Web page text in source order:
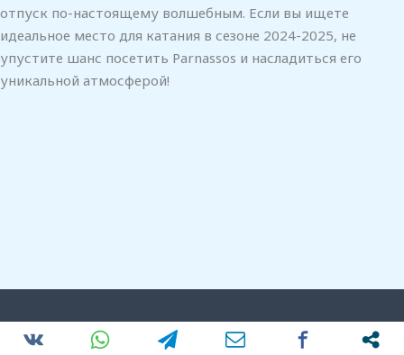
отпуск по-настоящему волшебным. Если вы ищете
идеальное место для катания в сезоне 2024-2025, не
упустите шанс посетить Parnassos и насладиться его
уникальной атмосферой!